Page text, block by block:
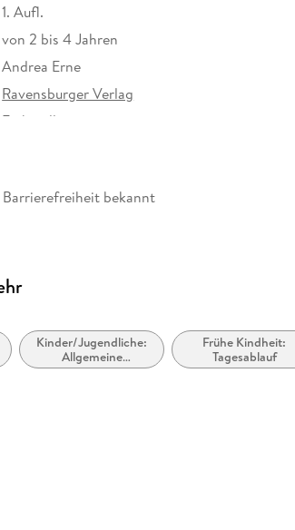
1. Aufl.
von 2 bis 4 Jahren
Andrea Erne
Ravensburger Verlag
Farbig illustriert
bekannt
Kinder/Jugendliche:
Allgemeine
Interessen: Haus und
Frühe Kindheit:
Tagesablauf